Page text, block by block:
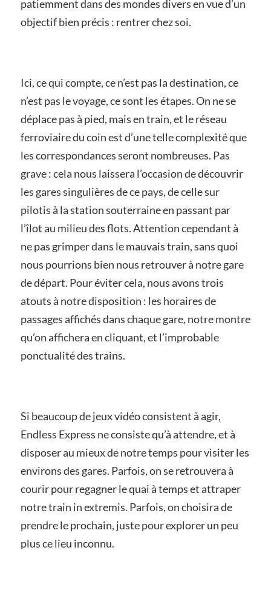
patiemment dans des mondes divers en vue d’un
objectif bien précis : rentrer chez soi.
Ici, ce qui compte, ce n’est pas la destination, ce
n’est pas le voyage, ce sont les étapes. On ne se
déplace pas à pied, mais en train, et le réseau
ferroviaire du coin est d’une telle complexité que
les correspondances seront nombreuses. Pas
grave : cela nous laissera l’occasion de découvrir
les gares singulières de ce pays, de celle sur
pilotis à la station souterraine en passant par
l’îlot au milieu des flots. Attention cependant à
ne pas grimper dans le mauvais train, sans quoi
nous pourrions bien nous retrouver à notre gare
de départ. Pour éviter cela, nous avons trois
atouts à notre disposition : les horaires de
passages affichés dans chaque gare, notre montre
qu’on affichera en cliquant, et l’improbable
ponctualité des trains.
Si beaucoup de jeux vidéo consistent à agir,
Endless Express ne consiste qu’à attendre, et à
disposer au mieux de notre temps pour visiter les
environs des gares. Parfois, on se retrouvera à
courir pour regagner le quai à temps et attraper
notre train in extremis. Parfois, on choisira de
prendre le prochain, juste pour explorer un peu
plus ce lieu inconnu.